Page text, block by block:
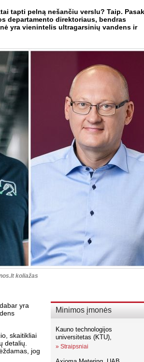
tapti pelną nešančiu verslu? Taip. Pasak
departamento direktoriaus, bendras
yra vienintelis ultragarsinių vandens ir
koliažas
Minimos įmonės
Kauno technologijos
universitetas (KTU),
» Straipsniai
yra
skaitikliai
detalių.
jog